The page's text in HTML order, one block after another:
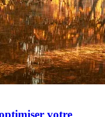
votre